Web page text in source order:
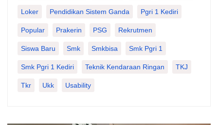
Loker Pendidikan Sistem Ganda Pgri 1 Kediri
Popular Prakerin PSG Rekrutmen
Siswa Baru Smk Smkbisa Smk Pgri 1
Smk Pgri 1 Kediri Teknik Kendaraan Ringan TKJ
Tkr Ukk Usability